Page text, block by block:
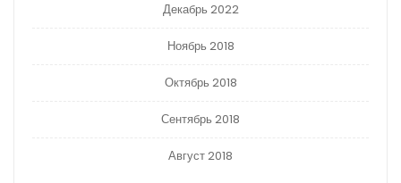
Декабрь 2022
Ноябрь 2018
Октябрь 2018
Сентябрь 2018
Август 2018